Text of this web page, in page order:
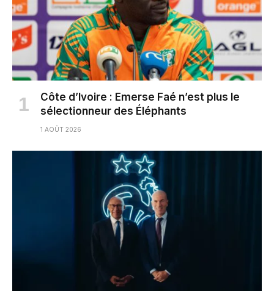
Côte d’Ivoire : Emerse Faé n’est plus le
sélectionneur des Éléphants
1 AOÛT 2026